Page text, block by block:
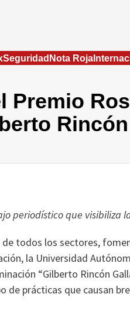
Seguridad Nota Roja
Premio
periodístico que visibiliza
todos los sectores,
la Universidad
“Gilberto Rincón
prácticas que causan